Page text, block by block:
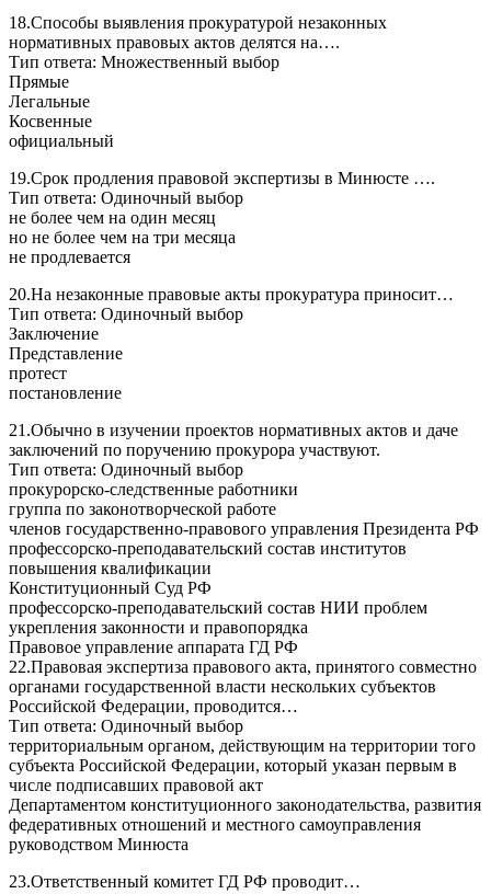
18.Способы выявления прокуратурой незаконных
нормативных правовых актов делятся на….
Тип ответа: Множественный выбор
Прямые
Легальные
Косвенные
официальный
19.Срок продления правовой экспертизы в Минюсте ….
Тип ответа: Одиночный выбор
не более чем на один месяц
но не более чем на три месяца
не продлевается
20.На незаконные правовые акты прокуратура приносит…
Тип ответа: Одиночный выбор
Заключение
Представление
протест
постановление
21.Обычно в изучении проектов нормативных актов и даче
заключений по поручению прокурора участвуют.
Тип ответа: Одиночный выбор
прокурорско-следственные работники
группа по законотворческой работе
членов государственно-правового управления Президента РФ
профессорско-преподавательский состав институтов
повышения квалификации
Конституционный Суд РФ
профессорско-преподавательский состав НИИ проблем
укрепления законности и правопорядка
Правовое управление аппарата ГД РФ
22.Правовая экспертиза правового акта, принятого совместно
органами государственной власти нескольких субъектов
Российской Федерации, проводится…
Тип ответа: Одиночный выбор
территориальным органом, действующим на территории того
субъекта Российской Федерации, который указан первым в
числе подписавших правовой акт
Департаментом конституционного законодательства, развития
федеративных отношений и местного самоуправления
руководством Минюста
23.Ответственный комитет ГД РФ проводит…